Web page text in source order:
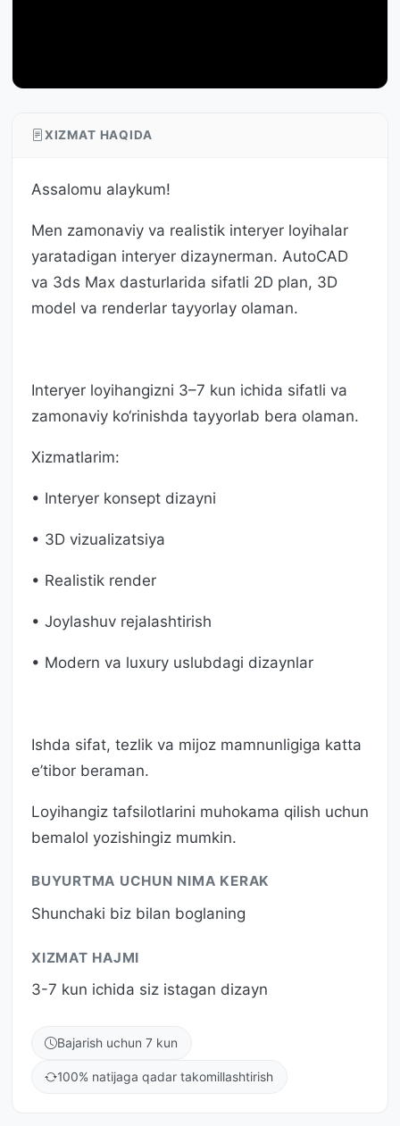
XIZMAT HAQIDA
Assalomu alaykum!
Men zamonaviy va realistik interyer loyihalar
yaratadigan interyer dizaynerman. AutoCAD
va 3ds Max dasturlarida sifatli 2D plan, 3D
model va renderlar tayyorlay olaman.
Interyer loyihangizni 3–7 kun ichida sifatli va
zamonaviy ko‘rinishda tayyorlab bera olaman.
Xizmatlarim:
• Interyer konsept dizayni
• 3D vizualizatsiya
• Realistik render
• Joylashuv rejalashtirish
• Modern va luxury uslubdagi dizaynlar
Ishda sifat, tezlik va mijoz mamnunligiga katta
e’tibor beraman.
Loyihangiz tafsilotlarini muhokama qilish uchun
bemalol yozishingiz mumkin.
BUYURTMA UCHUN NIMA KERAK
Shunchaki biz bilan boglaning
XIZMAT HAJMI
3-7 kun ichida siz istagan dizayn
Bajarish uchun 7 kun
100% natijaga qadar takomillashtirish